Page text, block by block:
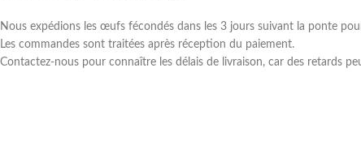
Nous expédions les œufs fécondés dans les 3 jours suivant la ponte
Les commandes sont traitées après réception du paiement.
Contactez-nous pour connaître les délais de livraison, car des retards